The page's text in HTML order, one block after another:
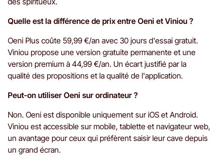
Quelle est la différence de prix entre Oeni et Viniou ?
Oeni Plus coûte 59,99 €/an avec 30 jours d'essai gratuit.
Viniou propose une version gratuite permanente et une
version premium à 44,99 €/an. Un écart justifié par la
qualité des propositions et la qualité de l'application.
Peut-on utiliser Oeni sur ordinateur ?
Non. Oeni est disponible uniquement sur iOS et Android.
Viniou est accessible sur mobile, tablette et navigateur web,
un avantage pour ceux qui préfèrent saisir leur cave depuis
un grand écran.